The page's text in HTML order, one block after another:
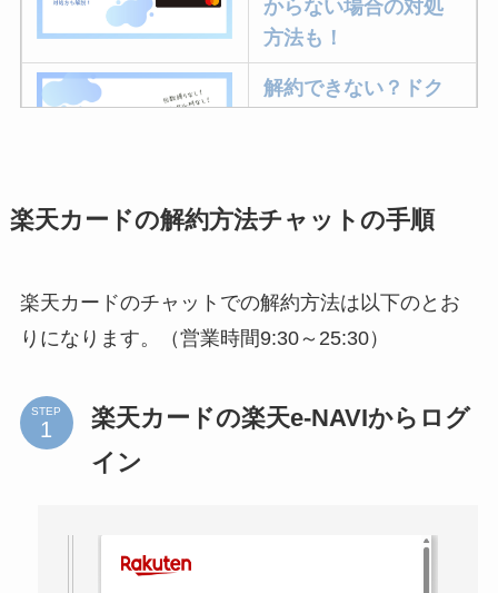
からない場合の対処
方法も！
解約できない？ドク
ミュゼプラチナムの
約期間が過ぎた場合
どうなる？
とめ！最短手続きや
ベストタイミングを
まとめ！電話が繋が
楽天カードの解約方法チャットの手順
楽天カードのチャットでの解約方法は以下のとお
りになります。（営業時間9:30～25:30）
STEP
楽天カードの楽天e-NAVIからログ
イン